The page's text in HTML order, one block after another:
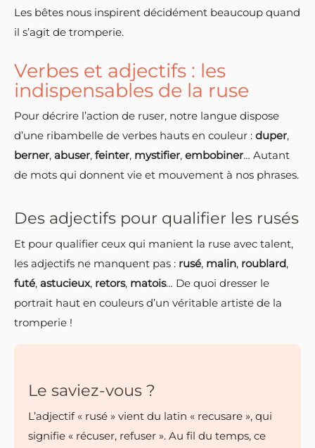
Les bêtes nous inspirent décidément beaucoup quand
il s’agit de tromperie.
Verbes et adjectifs : les
indispensables de la ruse
Pour décrire l’action de ruser, notre langue dispose
d’une ribambelle de verbes hauts en couleur : duper,
berner, abuser, feinter, mystifier, embobiner… Autant
de mots qui donnent vie et mouvement à nos phrases.
Des adjectifs pour qualifier les rusés
Et pour qualifier ceux qui manient la ruse avec talent,
les adjectifs ne manquent pas : rusé, malin, roublard,
futé, astucieux, retors, matois… De quoi dresser le
portrait haut en couleurs d’un véritable artiste de la
tromperie !
Le saviez-vous ?
L’adjectif « rusé » vient du latin « recusare », qui
signifie « récuser, refuser ». Au fil du temps, ce